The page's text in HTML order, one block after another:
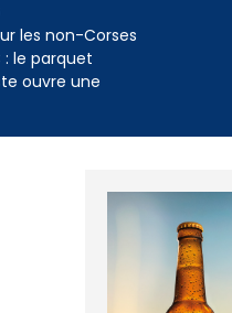
les non-Corses
: le parquet
ouvre une